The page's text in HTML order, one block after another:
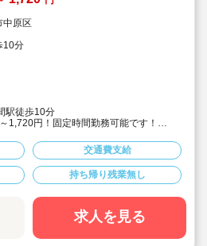
中原区
10分
駅徒歩10分
1,720円！固定時間勤務可能です！
務相談可能です。ワークライフバラン
方です！
で働きやすい環境です。
保育では皆勤手当が出ます
交通費支給
持ち帰り残業無し
求人を見る